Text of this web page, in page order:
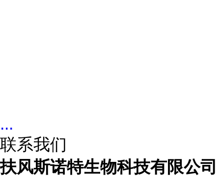
...
联系我们
扶风斯诺特生物科技有限公司